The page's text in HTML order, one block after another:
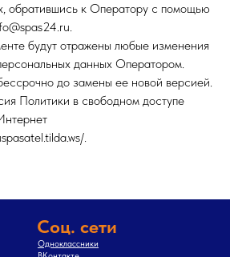
обратившись к Оператору с помощью
будут отражены любые изменения
данных Оператором.
до замены ее новой версией.
Политики в свободном доступе
.